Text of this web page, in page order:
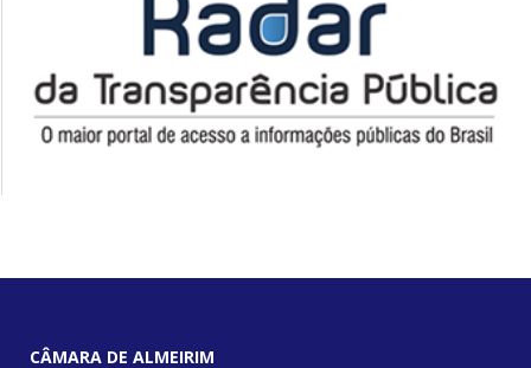
CÂMARA DE ALMEIRIM